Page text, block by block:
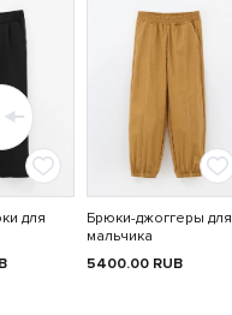
для
Брюки-джоггеры для
мальчика
5400.00 RUB